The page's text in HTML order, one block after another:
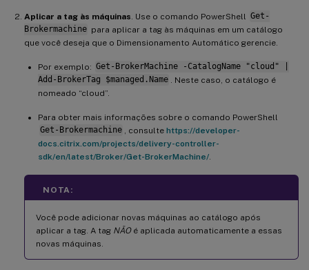
Aplicar a tag às máquinas . Use o comando PowerShell Get-
Brokermachine para aplicar a tag às máquinas em um catálogo
que você deseja que o Dimensionamento Automático gerencie.
Por exemplo: Get-BrokerMachine -CatalogName "cloud" |
Add-BrokerTag $managed.Name
. Neste caso, o catálogo é
nomeado “cloud”.
Para obter mais informações sobre o comando PowerShell
Get-Brokermachine
, consulte https://developer-
docs.citrix.com/projects/delivery-controller-
sdk/en/latest/Broker/Get-BrokerMachine/
NOTA:
Você pode adicionar novas máquinas ao catálogo após
aplicar a tag. A tag NÃOé aplicada automaticamente a essas
novas máquinas.